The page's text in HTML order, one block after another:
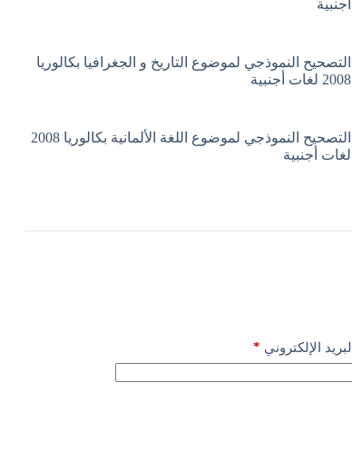
أجنبية
التصحيح النموذجي لموضوع التاريخ و الجغرافيا بكالوريا
2008 لغات أجنبية
التصحيح النموذجي لموضوع اللغة الألمانية بكالوريا 2008
لغات أجنبية
البريد الإلكتروني *